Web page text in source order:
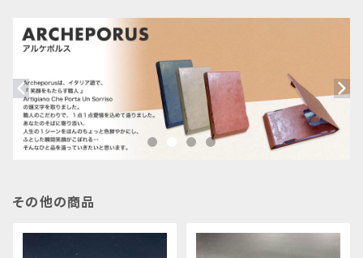
その他の商品